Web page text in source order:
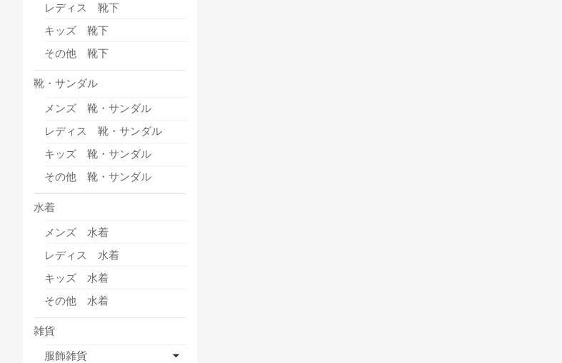
レディス 靴下
キッズ 靴下
その他 靴下
靴・サンダル
メンズ 靴・サンダル
レディス 靴・サンダル
キッズ 靴・サンダル
その他 靴・サンダル
水着
メンズ 水着
レディス 水着
キッズ 水着
その他 水着
雑貨
服飾雑貨